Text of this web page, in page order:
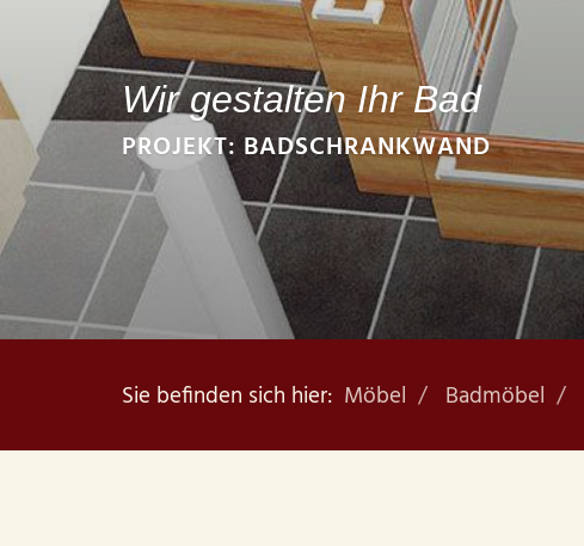
Wir gestalten Ihr Bad
PROJEKT: BADSCHRANKWAND
Sie befinden sich hier: Möbel Badmöbel